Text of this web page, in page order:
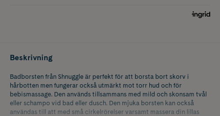
Beskrivning
Badborsten från Shnuggle är perfekt för att borsta bort skorv i
hårbotten men fungerar också utmärkt mot torr hud och för
bebismassage. Den används tillsammans med mild och skonsam tvål
eller schampo vid bad eller dusch. Den mjuka borsten kan också
användas till att med små cirkelrörelser varsamt massera din lillas